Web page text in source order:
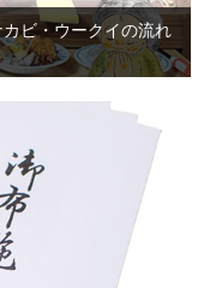
ビ・ウークイの流れ